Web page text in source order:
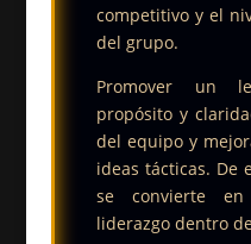
competitivo y el
del grupo.
Promover un
propósito y
del equipo y
ideas tácticas. De
se convierte
liderazgo dentro